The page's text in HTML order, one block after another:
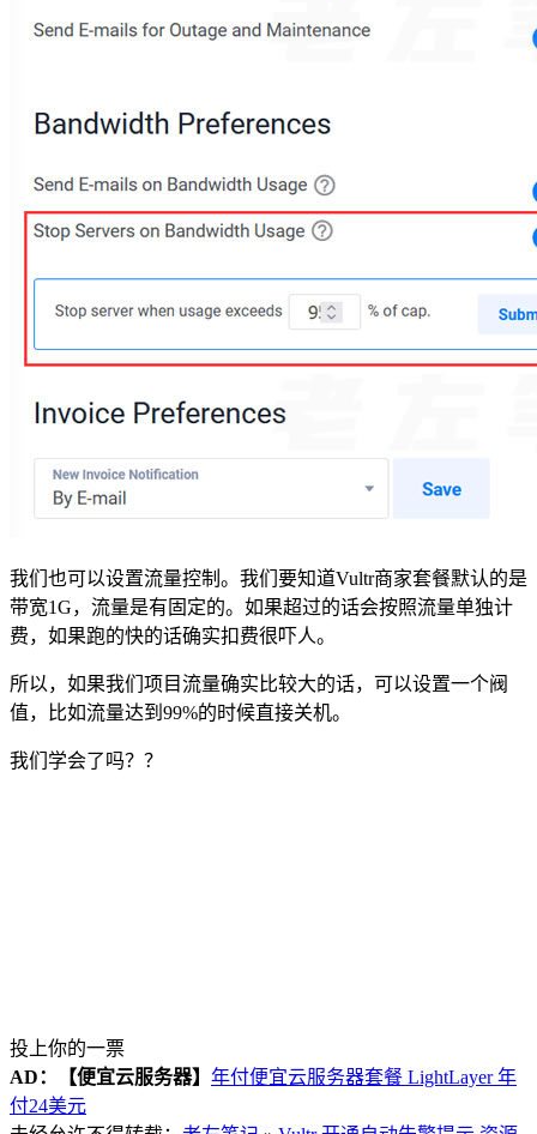
我们也可以设置流量控制。我们要知道Vultr商家套餐默认的是
带宽1G，流量是有固定的。如果超过的话会按照流量单独计
费，如果跑的快的话确实扣费很吓人。
所以，如果我们项目流量确实比较大的话，可以设置一个阀
值，比如流量达到99%的时候直接关机。
我们学会了吗？？
投上你的一票
AD：
【便宜云服务器】 年付便宜云服务器套餐 LightLayer 年
付24美元